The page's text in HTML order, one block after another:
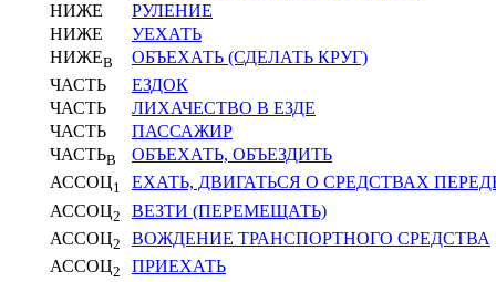
НИЖЕ
РУЛЕНИЕ
НИЖЕ
УЕХАТЬ
НИЖЕВ
ОБЪЕХАТЬ (СДЕЛАТЬ КРУГ)
ЧАСТЬ
ЕЗДОК
ЧАСТЬ
ЛИХАЧЕСТВО В ЕЗДЕ
ЧАСТЬ
ПАССАЖИР
ЧАСТЬВ
ОБЪЕХАТЬ, ОБЪЕЗДИТЬ
АССОЦ1
ЕХАТЬ, ДВИГАТЬСЯ О СРЕДСТВАХ
АССОЦ2
ВЕЗТИ (ПЕРЕМЕЩАТЬ)
АССОЦ2
ВОЖДЕНИЕ ТРАНСПОРТНОГО СРЕДСТВА
АССОЦ2
ПРИЕХАТЬ